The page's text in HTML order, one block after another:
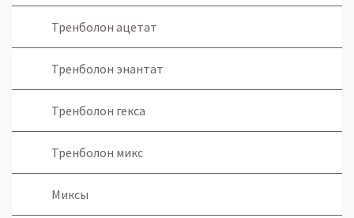
Тренболон ацетат
Тренболон энантат
Тренболон гекса
Тренболон микс
Миксы